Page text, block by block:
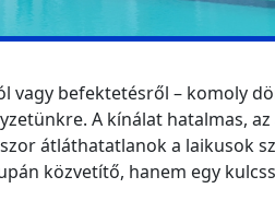
vagy befektetésről – komoly
A kínálat hatalmas,
átláthatatlanok a laikusok
közvetítő, hanem egy